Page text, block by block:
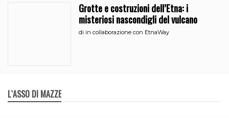
Grotte e costruzioni dell’Etna: i
misteriosi nascondigli del vulcano
di in collaborazione con EtnaWay
L`ASSO DI MAZZE